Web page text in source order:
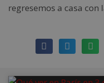
regresemos a casa con